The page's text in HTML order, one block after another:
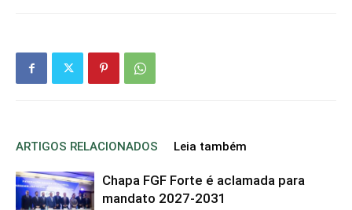
ARTIGOS RELACIONADOS Leia também
Chapa FGF Forte é aclamada para
mandato 2027-2031